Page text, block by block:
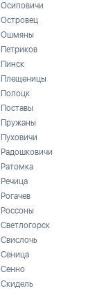
Осиповичи
Островец
Ошмяны
Петриков
Пинск
Плещеницы
Полоцк
Поставы
Пружаны
Пуховичи
Радошковичи
Ратомка
Речица
Рогачев
Россоны
Светлогорск
Свислочь
Сеница
Сенно
Скидель